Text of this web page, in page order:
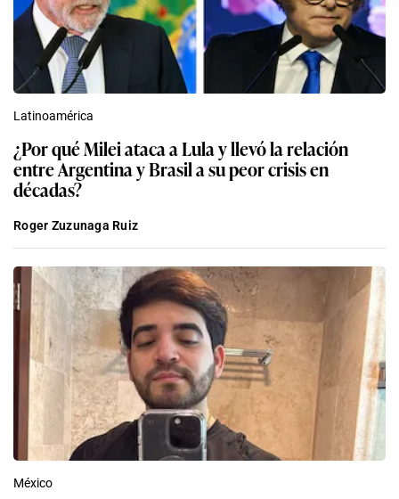
Latinoamérica
¿Por qué Milei ataca a Lula y llevó la relación
entre Argentina y Brasil a su peor crisis en
décadas?
Roger Zuzunaga Ruiz
México